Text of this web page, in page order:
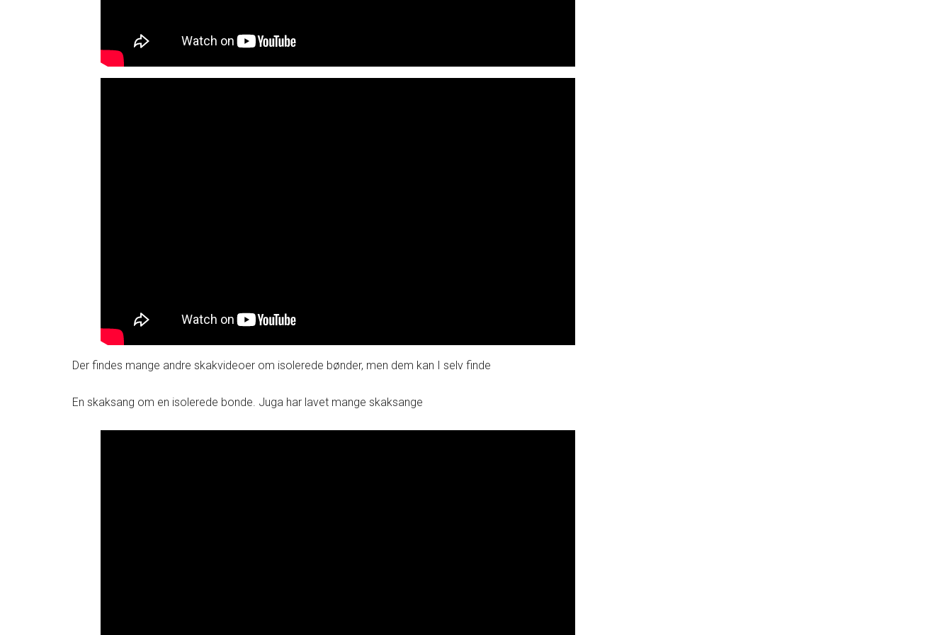
Der findes mange andre skakvideoer om isolerede bønder, men dem kan I selv finde
En skaksang om en isolerede bonde. Juga har lavet mange skaksange